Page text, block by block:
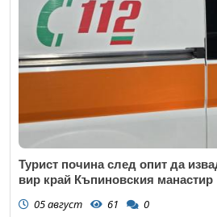
Турист почина след опит да
вир край Къпиновския манастир
05 август 61 0